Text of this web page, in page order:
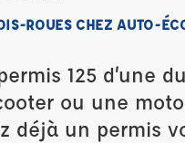
ROUES CHEZ AUTO-
125 d’une
ou une
déjà un permis